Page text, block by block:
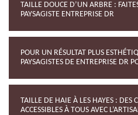
TAILLE DOUCE D’UN ARBRE :
PAYSAGISTE ENTREPRISE DR
POUR UN RÉSULTAT PLUS
PAYSAGISTES DE ENTREPRISE DR
TAILLE DE HAIE À LES HAYES : DES
ACCESSIBLES À TOUS AVEC